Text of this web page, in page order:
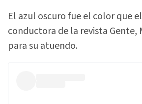
El azul oscuro fue el color que
conductora de la revista Gente,
para su atuendo.